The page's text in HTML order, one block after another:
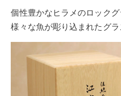
個性豊かなヒラメのロック
様々な魚が彫り込まれたグラ